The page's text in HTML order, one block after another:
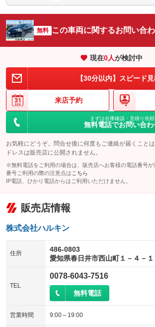
：装備なし ：装備な
サイドカメラ
：装備なし ルーフレ
：装備な
：装備なし
：装備な
無料 この車両に関するお問い合
現在0人が検討中
【30分以内】スピード見
来店予約
まずは在庫確認・見積り依頼
無料電話でお問い合わ
お気軽にどうぞ。問合せ後に何度もご連絡が届くこと
ドレスは販売店に公開されません。
※無料電話をご利用の場合は、販売店へお客様の電話番号
番号ご利用の際の注意点は こちら
IP電話、ひかり電話からはご利用いただけません。
販売店情報
株式会社ハルキン
住所
486-0803
愛知県春日井市西山町１－４－１
TEL
0078-6043-7516
無料電話
営業時間 9:00～19:00